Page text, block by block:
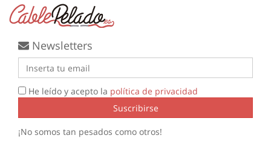
Newsletters
He leído y acepto la política de privacidad
Suscribirse
¡No somos tan pesados como otros!